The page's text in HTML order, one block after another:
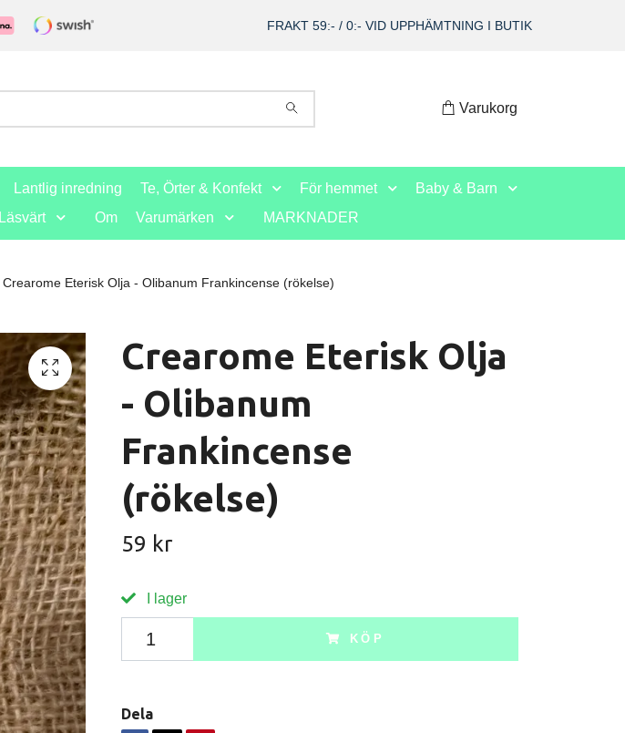
FRAKT 59:- / 0:- VID UPPHÄMTNING I BUTIK
Varukorg
Lantlig inredning Te, Örter & Konfekt För hemmet
Baby & Barn
Läsvärt Om Varumärken MARKNADER
Crearome Eterisk Olja - Olibanum Frankincense (rökelse)
Crearome Eterisk Olja
- Olibanum
Frankincense
(rökelse)
59 kr
I lager
KÖP
Dela